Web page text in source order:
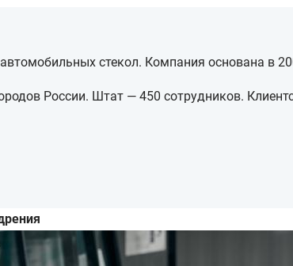
стекол. Компания основана в
России. Штат — 450 сотрудников.